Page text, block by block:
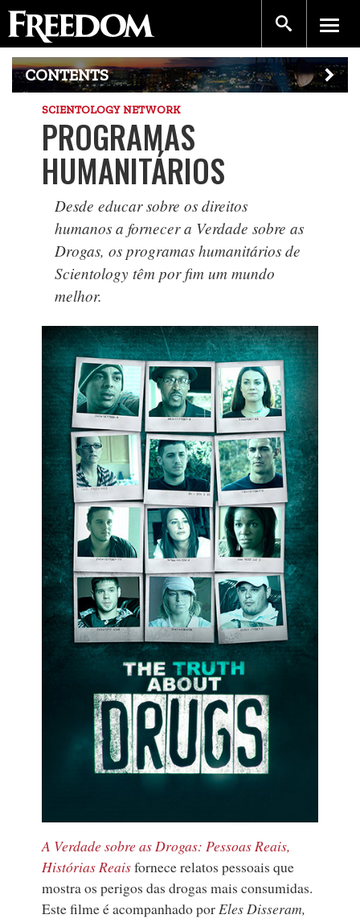
CONTENTS
SCIENTOLOGY NETWORK
PROGRAMAS
HUMANITÁRIOS
Desde educar sobre os direitos
humanos a fornecer a Verdade sobre as
Drogas, os programas humanitários de
Scientology têm por fim um mundo
melhor.
A Verdade sobre as Drogas: Pessoas Reais,
Histórias Reaisfornece relatos pessoais que
mostra os perigos das drogas mais consumidas.
Este filme é acompanhado porEles Disseram,